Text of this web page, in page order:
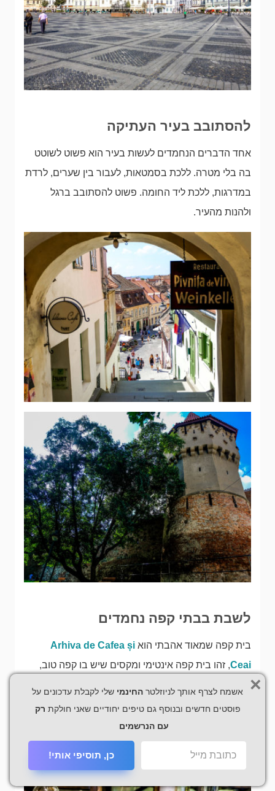
להסתובב בעיר העתיקה
אחד הדברים הנחמדים לעשות בעיר הוא פשוט לשוטט
בה בלי מטרה. ללכת בסמטאות, לעבור בין שערים, לרדת
במדרגות, ללכת ליד החומה. פשוט להסתובב ברגל
ולהנות מהעיר.
לשבת בבתי קפה נחמדים
בית קפה שמאוד אהבתי הוא Arhiva de Cafea și
Ceai, זהו בית קפה אינטימי ומקסים שיש בו קפה טוב,
מיצים שונים (אנחנו לקחנו מיץ אגסים בבקבוק) ויש שם
גם תפריט אוכל ויינות (מפת הגעה
אשמח לצרף אותך לניוזלטר החינמי שלי לקבלת עדכונים על
פוסטים חדשים ובנוסף גם טיפים יחודיים שאני חולקת רק
עם הנרשמים
כן, תוסיפי אותי!
×